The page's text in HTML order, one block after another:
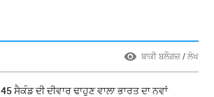
ਬਾਕੀ ਬਲੌਗਜ਼ / ਲੇਖ
45 ਸੈਕੰਡ ਦੀ ਦੀਵਾਰ ਢਾਹੁਣ ਵਾਲਾ ਭਾਰਤ ਦਾ ਨਵਾਂ